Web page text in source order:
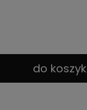
do